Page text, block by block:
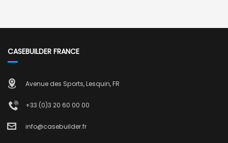
CASEBUILDER FRANCE
Avenue des Sports, Lesquin, FR
+33 (0)3 20 60 00 00
info@casebuilder.fr